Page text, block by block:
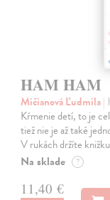
HAM HAM
Mičianová Ľudmila|
Kŕmenie detí, to je
tiež nie je až také
V rukách držíte
Na sklade ?
11,40 €